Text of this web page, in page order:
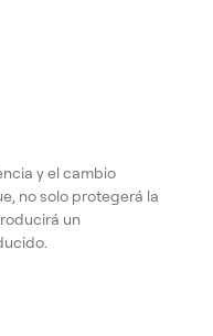
y el cambio
no solo protegerá la
un